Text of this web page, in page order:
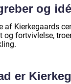
og
af Kierkegaards
og fortvivlelse,
er